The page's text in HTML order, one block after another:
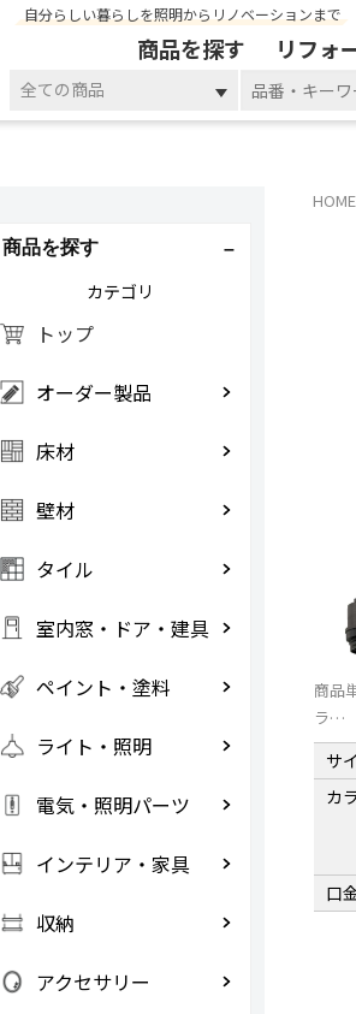
自分らしい暮らしを照明からリノベーションまで
商品を探す リフォ
全ての商品
HOME
商品
ラ…
サ
カ
口
商品を探す
カテゴリ
トップ
オーダー製品
床材
壁材
タイル
室内窓・ドア・建具
ペイント・塗料
ライト・照明
電気・照明パーツ
インテリア・家具
収納
アクセサリー